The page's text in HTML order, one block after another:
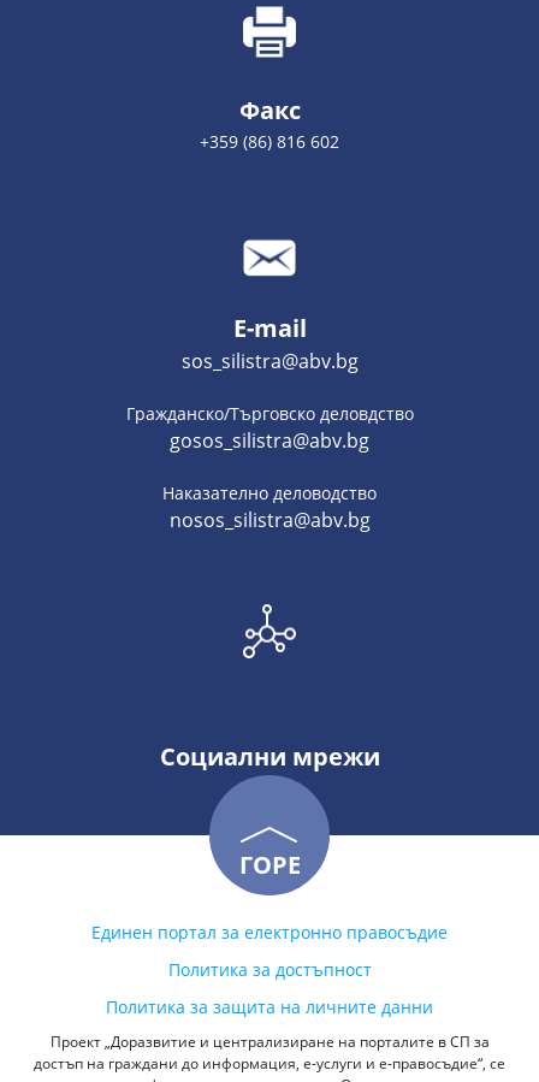
Факс
+359 (86) 816 602
E-mail
sos_silistra@abv.bg
Гражданско/Търговско деловдство
gosos_silistra@abv.bg
Наказателно деловодство
nosos_silistra@abv.bg
Социални мрежи
ГОРЕ
Единен портал за електронно правосъдие
Политика за достъпност
Политика за защита на личните данни
Проект „Доразвитие и централизиране на порталите в СП за
достъп на граждани до информация, е-услуги и е-правосъдие“, се